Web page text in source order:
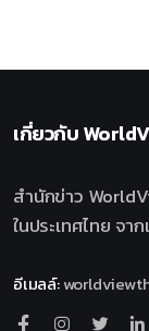
เกี่ยวกับ
สำนักข่าว
ในประเทศไทย จ
อีเมลล์: